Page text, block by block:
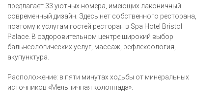
предлагает 33 уютных номера, имеющих лаконичный
современный дизайн. Здесь нет собственного ресторана,
поэтому к услугам гостей ресторан в Spa Hotel Bristol
Palace. В оздоровительном центре широкий выбор
бальнеологических услуг, массаж, рефлексология,
акупунктура.
Расположение: в пяти минутах ходьбы от минеральных
источников «Мельничная колоннада».